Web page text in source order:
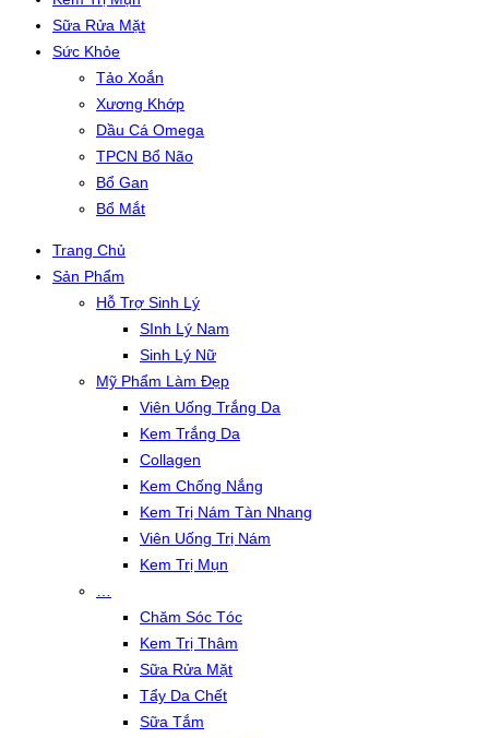
Sữa Rửa Mặt
Sức Khỏe
Tảo Xoắn
Xương Khớp
Dầu Cá Omega
TPCN Bổ Não
Bổ Gan
Bổ Mắt
Trang Chủ
Sản Phẩm
Hỗ Trợ Sinh Lý
SInh Lý Nam
Sinh Lý Nữ
Mỹ Phẩm Làm Đẹp
Viên Uống Trắng Da
Kem Trắng Da
Collagen
Kem Chống Nắng
Kem Trị Nám Tàn Nhang
Viên Uống Trị Nám
Kem Trị Mụn
Chăm Sóc Tóc
Kem Trị Thâm
Sữa Rửa Mặt
Tẩy Da Chết
Sữa Tắm